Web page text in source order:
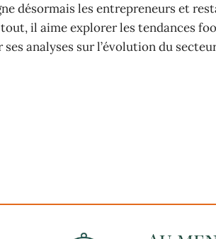
désormais les entrepreneurs et
il aime explorer les tendances
analyses sur l’évolution du